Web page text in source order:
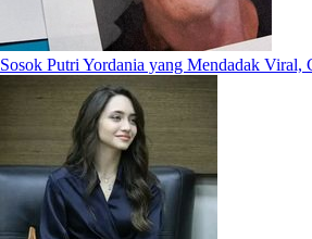
Sosok Putri Yordania yang Mendadak Viral,